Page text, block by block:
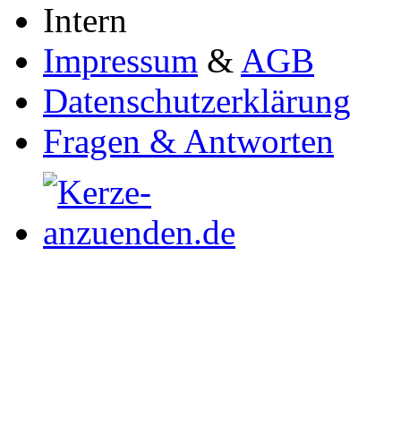
Intern
Impressum & AGB
Datenschutzerklärung
Fragen & Antworten